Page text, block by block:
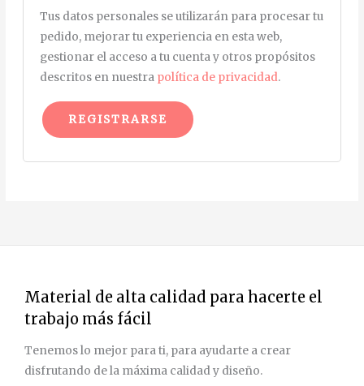
Tus datos personales se utilizarán para procesar tu
pedido, mejorar tu experiencia en esta web,
gestionar el acceso a tu cuenta y otros propósitos
descritos en nuestra política de privacidad.
REGISTRARSE
t
i
e
:
Material de alta calidad para hacerte el
trabajo más fácil
Tenemos lo mejor para ti, para ayudarte a crear
disfrutando de la máxima calidad y diseño.